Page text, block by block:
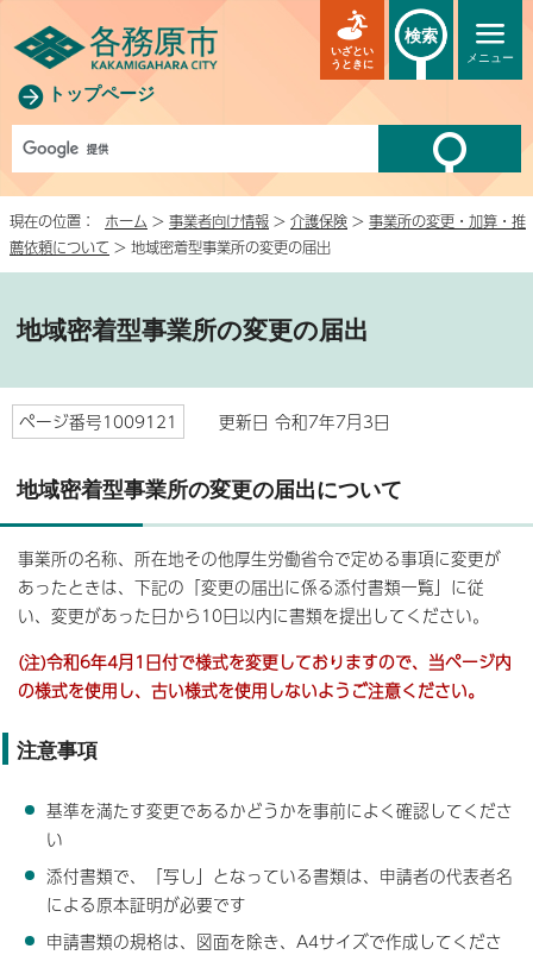
トップページ
メニュー
いざとい
うときに
検索
現在の位置： ホーム > 事業者向け情報 > 介護保険 > 事業所の変更・加算・推
薦依頼について > 地域密着型事業所の変更の届出
地域密着型事業所の変更の届出
ページ番号1009121 更新日 令和7年7月3日
地域密着型事業所の変更の届出について
事業所の名称、所在地その他厚生労働省令で定める事項に変更が
あったときは、下記の「変更の届出に係る添付書類一覧」に従
い、変更があった日から10日以内に書類を提出してください。
(注)令和6年4月1日付で様式を変更しておりますので、当ページ内
の様式を使用し、古い様式を使用しないようご注意ください。
注意事項
基準を満たす変更であるかどうかを事前によく確認してくださ
い
添付書類で、「写し」となっている書類は、申請者の代表者名
による原本証明が必要です
申請書類の規格は、図面を除き、A4サイズで作成してくださ